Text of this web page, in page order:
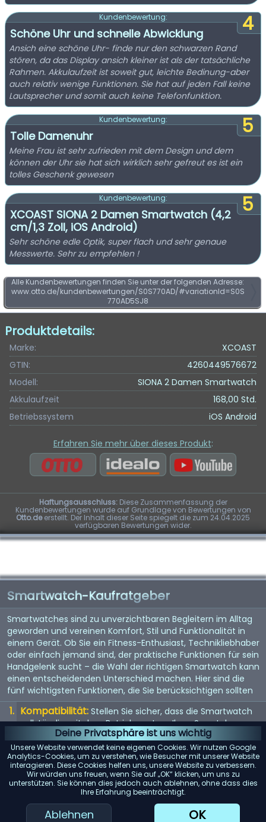
Deine Privatsphäre ist uns wichtig
Unsere Website verwendet keine eigenen Cookies. Wir nutzen Google
Analytics-Cookies, um zu verstehen, wie Besucher mit unserer Website
interagieren. Diese Cookies helfen uns, unsere Website zu verbessern.
Wir würden uns freuen, wenn Sie auf „OK“ klicken, um uns zu
unterstützen. Sie können dies jedoch auch ablehnen, ohne dass dies
Ihre Erfahrung beeinträchtigt.
Ablehnen OK
4
Kundenbewertung:
Schöne Uhr und schnelle Abwicklung
Ansich eine schöne Uhr- finde nur den schwarzen Rand
stören, da das Display ansich kleiner ist als der tatsächliche
Rahmen. Akkulaufzeit ist soweit gut, leichte Bedinung-aber
auch relativ wenige Funktionen. Sie hat auf jeden Fall keine
Lautsprecher und somit auch keine Telefonfunktion.
5
Kundenbewertung:
Tolle Damenuhr
Meine Frau ist sehr zufrieden mit dem Design und dem
können der Uhr sie hat sich wirklich sehr gefreut es ist ein
tolles Geschenk gewesen
5
Kundenbewertung:
XCOAST SIONA 2 Damen Smartwatch (4,2
cm/1,3 Zoll, iOS Android)
Sehr schöne edle Optik, super flach und sehr genaue
Messwerte. Sehr zu empfehlen !
Alle Kundenbewertungen finden Sie unter der folgenden Adresse:
www.otto.de/kundenbewertungen/S0S770AD/#variationId=S0S
770AD5SJ8
Produktdetails:
Marke:
XCOAST
GTIN:
4260449576672
Modell:
SIONA 2 Damen Smartwatch
Akkulaufzeit
168,00 Std.
Betriebssystem
iOS Android
Erfahren Sie mehr über dieses Produkt:
Haftungsausschluss:Diese Zusammenfassung der
Kundenbewertungen wurde auf Grundlage von Bewertungen von
Otto.deerstellt. Der Inhalt dieser Seite spiegelt die zum 24.04.2025
verfügbaren Bewertungen wider.
Smartwatch-Kaufratgeber
Smartwatches sind zu unverzichtbaren Begleitern im Alltag
geworden und vereinen Komfort, Stil und Funktionalität in
einem Gerät. Ob Sie ein Fitness-Enthusiast, Technikliebhaber
oder einfach jemand sind, der praktische Funktionen für sein
Handgelenk sucht – die Wahl der richtigen Smartwatch kann
einen entscheidenden Unterschied machen. Hier sind die
fünf wichtigsten Funktionen, die Sie berücksichtigen sollten
Kompatibilität: Stellen Sie sicher, dass die Smartwatch
vollständig mit dem Betriebssystem Ihres Smartphones
(iOS oder Android) kompatibel ist, um mögliche
Einschränkungen zu vermeiden.
Akkulaufzeit: Achten Sie auf Modelle mit einer langen
Akkulaufzeit, insbesondere wenn Sie Funktionen wie GPS-
Tracking oder kontinuierliche Herzfrequenzmessung
regelmäßig nutzen möchten.